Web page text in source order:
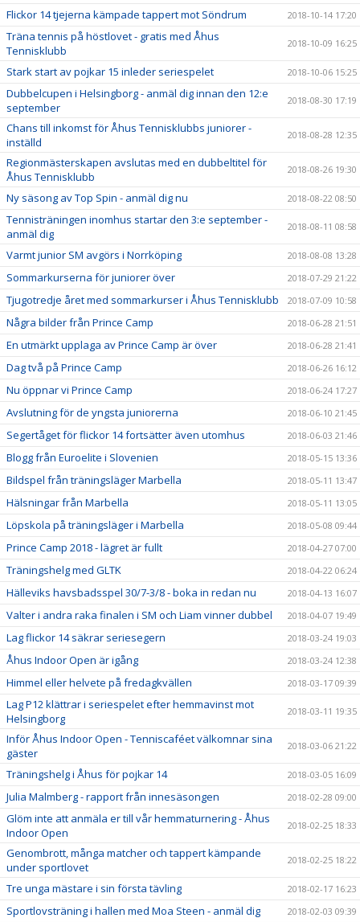
Flickor 14 tjejerna kämpade tappert mot Söndrum 2018-10-14 17:20
Träna tennis på höstlovet - gratis med Åhus
Tennisklubb
2018-10-09 16:25
Stark start av pojkar 15 inleder seriespelet 2018-10-06 15:25
Dubbelcupen i Helsingborg - anmäl dig innan den 12:e
september
2018-08-30 17:19
Chans till inkomst för Åhus Tennisklubbs juniorer -
inställd
2018-08-28 12:35
Regionmästerskapen avslutas med en dubbeltitel för
Åhus Tennisklubb
2018-08-26 19:30
Ny säsong av Top Spin - anmäl dig nu 2018-08-22 08:50
Tennisträningen inomhus startar den 3:e september -
anmäl dig
2018-08-11 08:58
Varmt junior SM avgörs i Norrköping 2018-08-08 13:28
Sommarkurserna för juniorer över 2018-07-29 21:22
Tjugotredje året med sommarkurser i Åhus Tennisklubb 2018-07-09 10:58
Några bilder från Prince Camp 2018-06-28 21:51
En utmärkt upplaga av Prince Camp är över 2018-06-28 21:41
Dag två på Prince Camp 2018-06-26 16:12
Nu öppnar vi Prince Camp 2018-06-24 17:27
Avslutning för de yngsta juniorerna 2018-06-10 21:45
Segertåget för flickor 14 fortsätter även utomhus 2018-06-03 21:46
Blogg från Euroelite i Slovenien 2018-05-15 13:36
Bildspel från träningsläger Marbella 2018-05-11 13:47
Hälsningar från Marbella 2018-05-11 13:05
Löpskola på träningsläger i Marbella 2018-05-08 09:44
Prince Camp 2018 - lägret är fullt 2018-04-27 07:00
Träningshelg med GLTK 2018-04-22 06:24
Hälleviks havsbadsspel 30/7-3/8 - boka in redan nu 2018-04-13 16:07
Valter i andra raka finalen i SM och Liam vinner dubbel 2018-04-07 19:49
Lag flickor 14 säkrar seriesegern 2018-03-24 19:03
Åhus Indoor Open är igång 2018-03-24 12:38
Himmel eller helvete på fredagkvällen 2018-03-17 09:39
Lag P12 klättrar i seriespelet efter hemmavinst mot
Helsingborg
2018-03-11 19:35
Inför Åhus Indoor Open - Tenniscaféet välkomnar sina
gäster
2018-03-06 21:22
Träningshelg i Åhus för pojkar 14 2018-03-05 16:09
Julia Malmberg - rapport från innesäsongen 2018-02-28 09:00
Glöm inte att anmäla er till vår hemmaturnering - Åhus
Indoor Open
2018-02-25 18:33
Genombrott, många matcher och tappert kämpande
under sportlovet
2018-02-25 18:22
Tre unga mästare i sin första tävling 2018-02-17 16:23
Sportlovsträning i hallen med Moa Steen - anmäl dig 2018-02-03 09:39